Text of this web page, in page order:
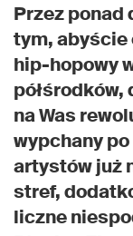
Przez ponad
tym,
hip-hopowy
półśrodków,
na Was
wypchany
artystów już
stref,
liczne